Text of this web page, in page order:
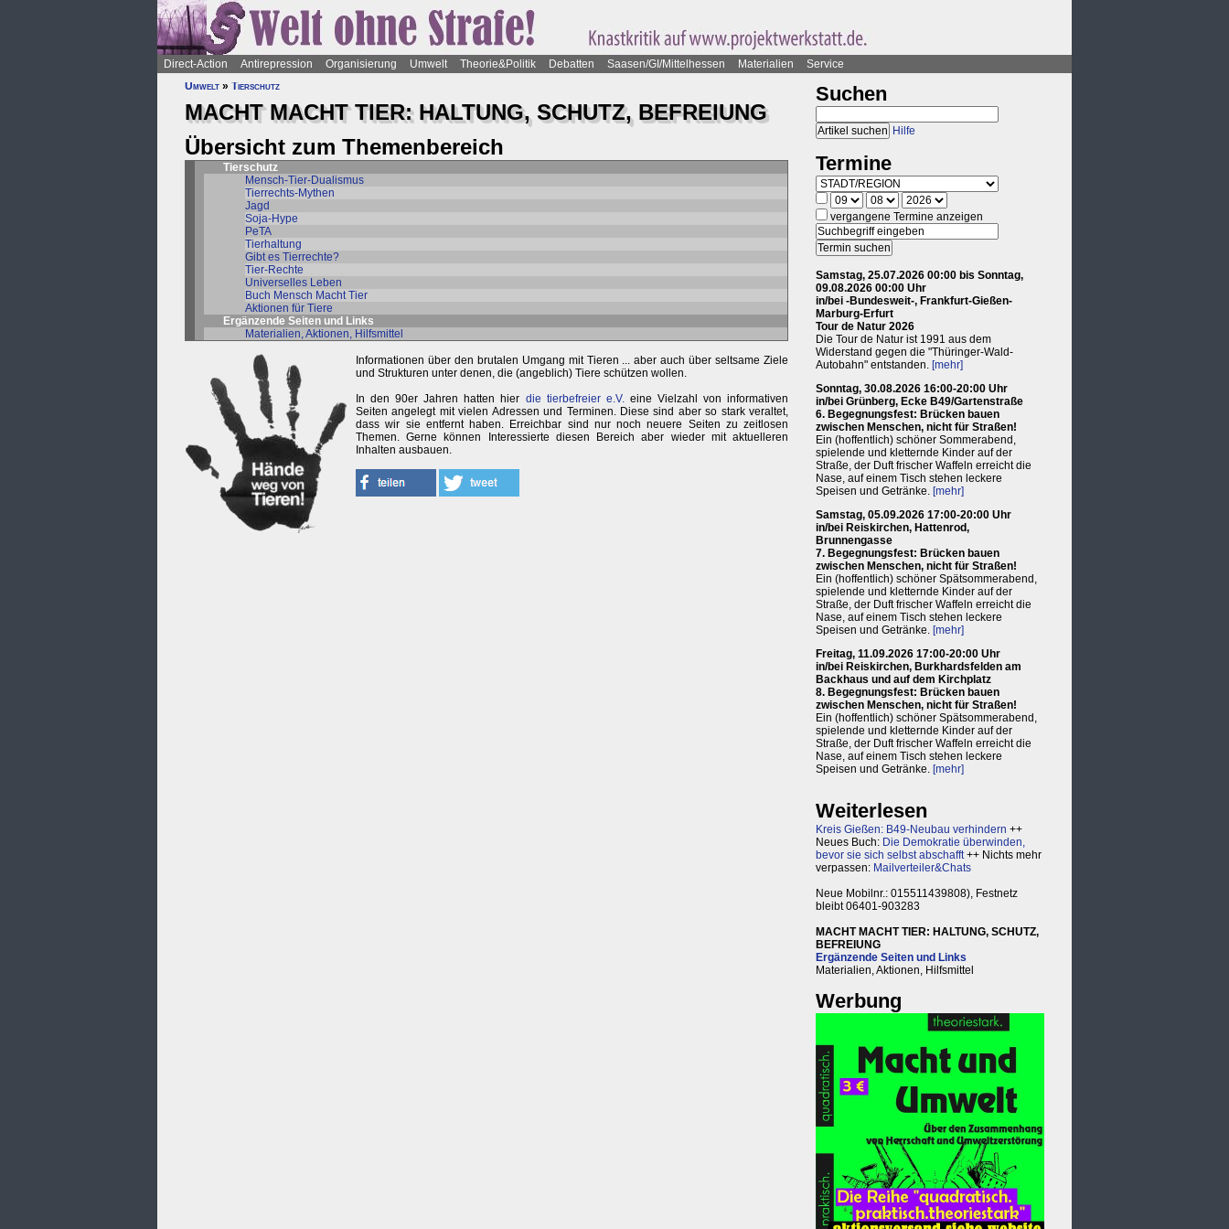
Direct-Action Antirepression Organisierung Umwelt Theorie&Politik Debatten Saasen/GI/Mittelhessen Materialien
Service
Umwelt » Tierschutz
MACHT MACHT TIER: HALTUNG, SCHUTZ, BEFREIUNG
Übersicht zum Themenbereich
Tierschutz
Mensch-Tier-Dualismus
Tierrechts-Mythen
Jagd
Soja-Hype
PeTA
Tierhaltung
Gibt es Tierrechte?
Tier-Rechte
Universelles Leben
Buch Mensch Macht Tier
Aktionen für Tiere
Ergänzende Seiten und Links
Materialien, Aktionen, Hilfsmittel
Informationen über den brutalen Umgang mit Tieren ... aber auch über seltsame Ziele
und Strukturen unter denen, die (angeblich) Tiere schützen wollen.
In den 90er Jahren hatten hier die tierbefreier e.V.eine Vielzahl von informativen
Seiten angelegt mit vielen Adressen und Terminen. Diese sind aber so stark veraltet,
dass wir sie entfernt haben. Erreichbar sind nur noch neuere Seiten zu zeitlosen
Themen. Gerne können Interessierte diesen Bereich aber wieder mit aktuelleren
Inhalten ausbauen.
Suchen
Hilfe
Termine
vergangene Termine anzeigen
Samstag, 25.07.2026 00:00 bis Sonntag,
09.08.2026 00:00 Uhr
in/bei -Bundesweit-, Frankfurt-Gießen-
Marburg-Erfurt
Tour de Natur 2026
Die Tour de Natur ist 1991 aus dem
Widerstand gegen die "Thüringer-Wald-
Autobahn" entstanden. [mehr]
Sonntag, 30.08.2026 16:00-20:00 Uhr
in/bei Grünberg, Ecke B49/Gartenstraße
6. Begegnungsfest: Brücken bauen
zwischen Menschen, nicht für Straßen!
Ein (hoffentlich) schöner Sommerabend,
spielende und kletternde Kinder auf der
Straße, der Duft frischer Waffeln erreicht die
Nase, auf einem Tisch stehen leckere
Speisen und Getränke. [mehr]
Samstag, 05.09.2026 17:00-20:00 Uhr
in/bei Reiskirchen, Hattenrod,
Brunnengasse
7. Begegnungsfest: Brücken bauen
zwischen Menschen, nicht für Straßen!
Ein (hoffentlich) schöner Spätsommerabend,
spielende und kletternde Kinder auf der
Straße, der Duft frischer Waffeln erreicht die
Nase, auf einem Tisch stehen leckere
Speisen und Getränke. [mehr]
Freitag, 11.09.2026 17:00-20:00 Uhr
in/bei Reiskirchen, Burkhardsfelden am
Backhaus und auf dem Kirchplatz
8. Begegnungsfest: Brücken bauen
zwischen Menschen, nicht für Straßen!
Ein (hoffentlich) schöner Spätsommerabend,
spielende und kletternde Kinder auf der
Straße, der Duft frischer Waffeln erreicht die
Nase, auf einem Tisch stehen leckere
Speisen und Getränke. [mehr]
Weiterlesen
Kreis Gießen: B49-Neubau verhindern ++
Neues Buch: Die Demokratie überwinden,
bevor sie sich selbst abschafft++ Nichts mehr
verpassen: Mailverteiler&Chats
Neue Mobilnr.: 015511439808), Festnetz
bleibt 06401-903283
MACHT MACHT TIER: HALTUNG, SCHUTZ,
BEFREIUNG
Ergänzende Seiten und Links
Materialien, Aktionen, Hilfsmittel
Werbung